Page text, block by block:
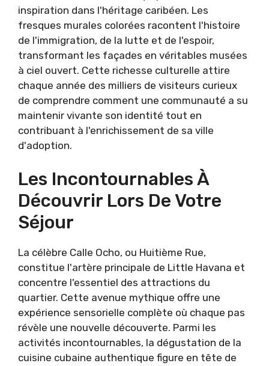
inspiration dans l'héritage caribéen. Les
fresques murales colorées racontent l'histoire
de l'immigration, de la lutte et de l'espoir,
transformant les façades en véritables musées
à ciel ouvert. Cette richesse culturelle attire
chaque année des milliers de visiteurs curieux
de comprendre comment une communauté a su
maintenir vivante son identité tout en
contribuant à l'enrichissement de sa ville
d'adoption.
Les Incontournables À
Découvrir Lors De Votre
Séjour
La célèbre Calle Ocho, ou Huitième Rue,
constitue l'artère principale de Little Havana et
concentre l'essentiel des attractions du
quartier. Cette avenue mythique offre une
expérience sensorielle complète où chaque pas
révèle une nouvelle découverte. Parmi les
activités incontournables, la dégustation de la
cuisine cubaine authentique figure en tête de